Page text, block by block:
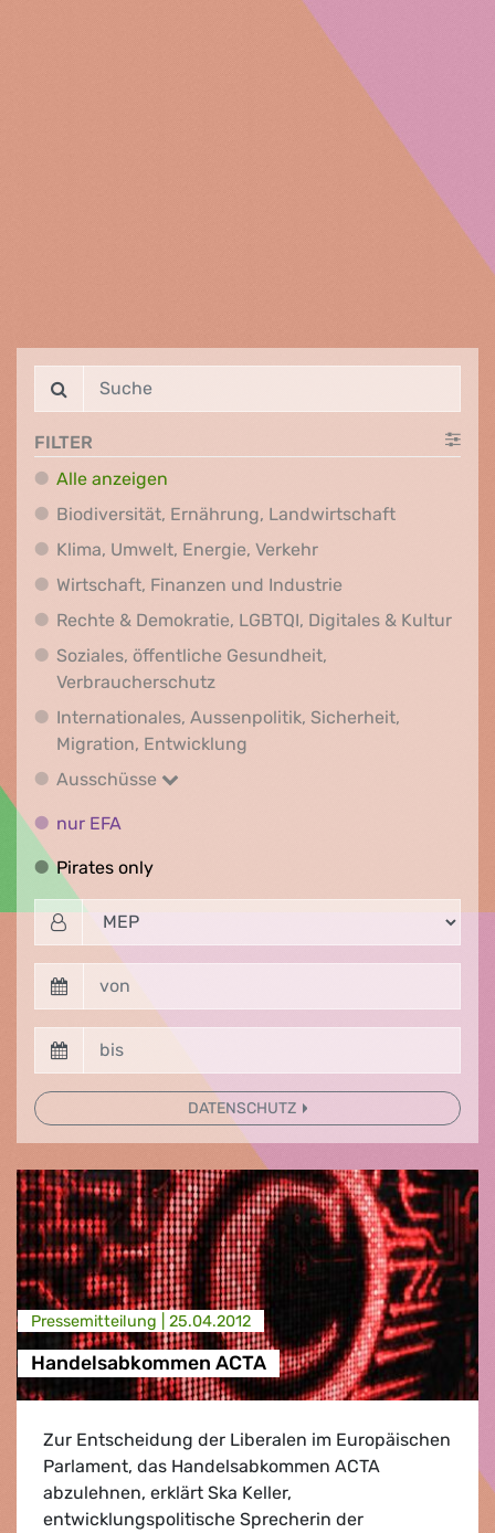
FILTER
Alle anzeigen
Biodiversität, Ernährung, Landwirtschaft
Klima, Umwelt, Energie, VerkehrKlima, Umwelt,
Wirtschaft, Finanzen und Industrie
Rechte & Demokratie, LGBTQI, Digitales & Kultur
Soziales, öffentliche Gesundheit,
VerbraucherschutzSoziales, öffentliche Gesundheit,
Internationales, Aussenpolitik, Sicherheit,
Migration, Entwicklung
Ausschüsse
Ausschüsse
nur EFA
Pirates onlyPirates only
DATENSCHUTZ
Presse­mitteilung | 25.04.2012
Handelsabkommen ACTA
Zur Entscheidung der Liberalen im Europäischen
Parlament, das Handelsabkommen ACTA
abzulehnen, erklärt Ska Keller,
entwicklungspolitische Sprecherin der